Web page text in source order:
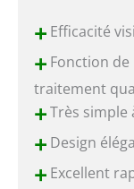
+Efficacité
+Fonction de
traitement
+Très simple
+Design
+Excellent